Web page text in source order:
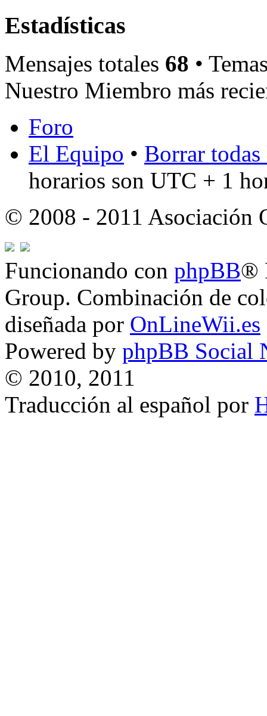
Estadísticas
Mensajes totales 68 •
Nuestro Miembro más
Foro
El Equipo • Borrar
horarios son UTC + 1
© 2008 - 2011 Asociación
Funcionando con phpBB®
Group. Combinación de
diseñada por OnLineWii.es
Powered by phpBB Social
© 2010, 2011
Traducción al español por